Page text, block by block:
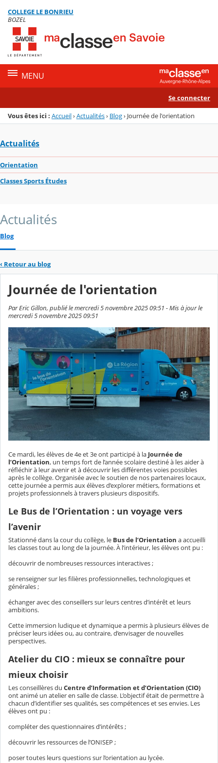
Menu de la rubrique
Contenu
COLLEGE LE BONRIEU
BOZEL
MENU
Se connecter
Vous êtes ici : Accueil›Actualités› Blog› Journée de l'orientation
Actualités
Orientation
Classes Sports Études
Actualités
Blog
‹ Retour au blog
Journée de l'orientation
Par Eric Gillon, publié le mercredi 5 novembre 2025 09:51 - Mis à jour le
mercredi 5 novembre 2025 09:51
Ce mardi, les élèves de 4e et 3e ont participé à la Journée de
l’Orientation, un temps fort de l’année scolaire destiné à les aider à
réfléchir à leur avenir et à découvrir les différentes voies possibles
après le collège. Organisée avec le soutien de nos partenaires locaux,
cette journée a permis aux élèves d’explorer métiers, formations et
projets professionnels à travers plusieurs dispositifs.
Le Bus de l’Orientation : un voyage vers
l’avenir
Stationné dans la cour du collège, le Bus de l’Orientation a accueilli
les classes tout au long de la journée. À l’intérieur, les élèves ont pu :
découvrir de nombreuses ressources interactives ;
se renseigner sur les filières professionnelles, technologiques et
générales ;
échanger avec des conseillers sur leurs centres d’intérêt et leurs
ambitions.
Cette immersion ludique et dynamique a permis à plusieurs élèves de
préciser leurs idées ou, au contraire, d’envisager de nouvelles
perspectives.
Atelier du CIO : mieux se connaître pour
mieux choisir
Les conseillères du Centre d’Information et d’Orientation (CIO)
ont animé un atelier en salle de classe. L’objectif était de permettre à
chacun d’identifier ses qualités, ses compétences et ses envies. Les
élèves ont pu :
compléter des questionnaires d’intérêts ;
découvrir les ressources de l’ONISEP ;
poser toutes leurs questions sur l’orientation au lycée.